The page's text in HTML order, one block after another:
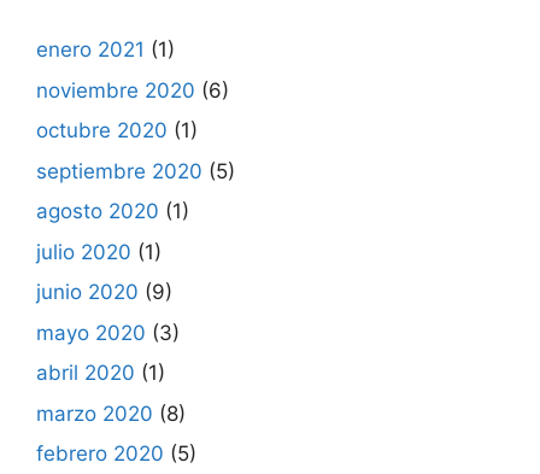
enero 2021 (1)
noviembre 2020 (6)
octubre 2020 (1)
septiembre 2020 (5)
agosto 2020 (1)
julio 2020 (1)
junio 2020 (9)
mayo 2020 (3)
abril 2020 (1)
marzo 2020 (8)
febrero 2020 (5)